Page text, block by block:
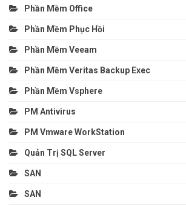
Phần Mềm Office
Phần Mềm Phục Hồi
Phần Mềm Veeam
Phần Mềm Veritas Backup Exec
Phần Mềm Vsphere
PM Antivirus
PM Vmware WorkStation
Quản Trị SQL Server
SAN
SAN